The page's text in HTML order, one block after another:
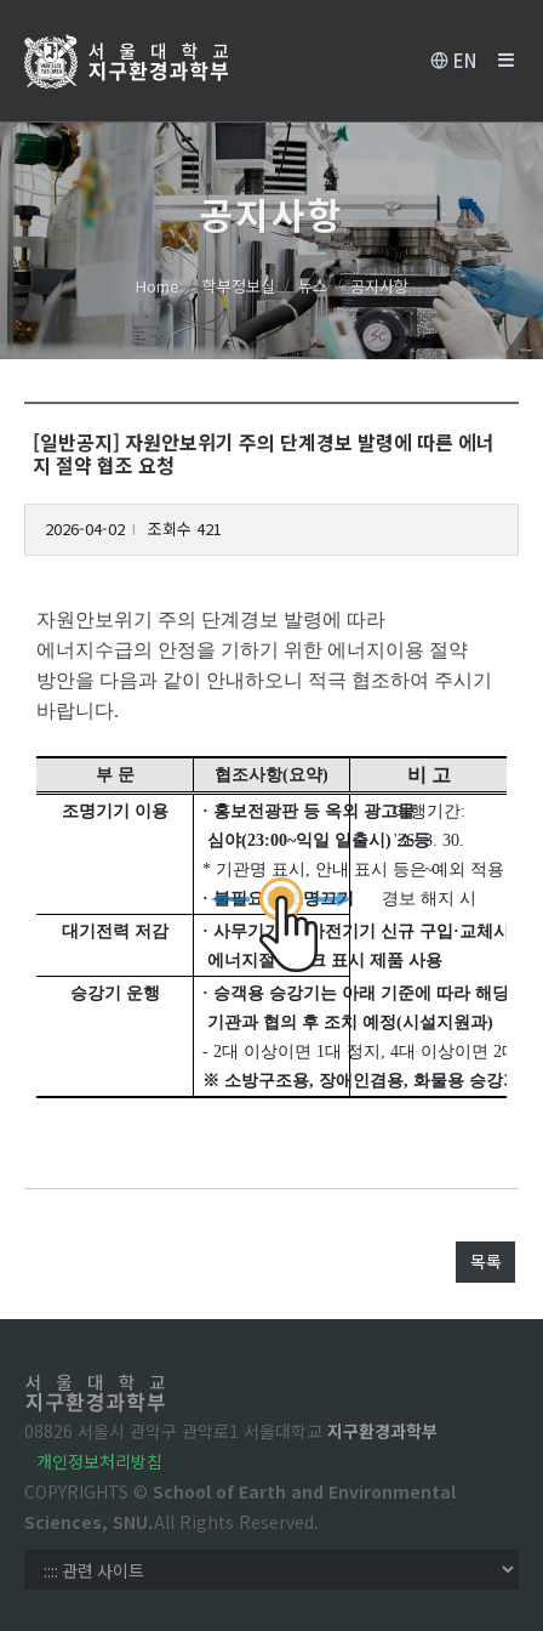
EN
공지사항
Home 학부정보실 뉴스 공지사항
[일반공지] 자원안보위기 주의 단계경보 발령에 따른 에너
지 절약 협조 요청
2026-04-02 조회수 421
자원안보위기 주의 단계경보 발령에 따라
에너지수급의 안정을 기하기 위한 에너지이용 절약
방안을 다음과 같이 안내하오니 적극 협조하여 주시기
바랍니다.
부 문 협조사항(요약) 비 고
조명기기 이용 · 홍보전광판 등 옥외 광고물
심야(23:00~익일 일출시 )소등
* 기관명 표시 , 안내 표시 등은 예외 적용 가능
·불필요한 조명끄기
이행기간:
'26. 3. 30.
~
경보 해지 시
대기전력 저감
· 사무기기 및 가전기기 신규 구입 ·교체시
에너지절약마크 표시 제품 사용
승강기 운행
· 승객용 승강기는 아래 기준에 따라 해당
기관과 협의 후 조치 예정(시설지원과)
- 2대 이상이면 1대 정지 , 4대 이상이면 2대
※ 소방구조용, 장애인겸용, 화물용 승강기는
목록
08826 서울시 관악구 관악로1 서울대학교 지구환경과학부
개인정보처리방침
COPYRIGHTS © School of Earth and Environmental
Sciences, SNU.All Rights Reserved.